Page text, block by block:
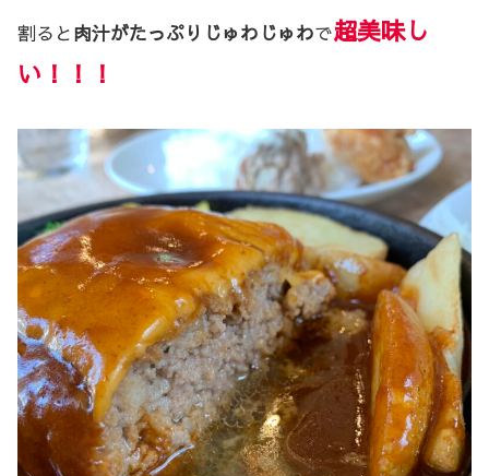
割ると肉汁がたっぷりじゅわじゅわで超美味し
い！！！